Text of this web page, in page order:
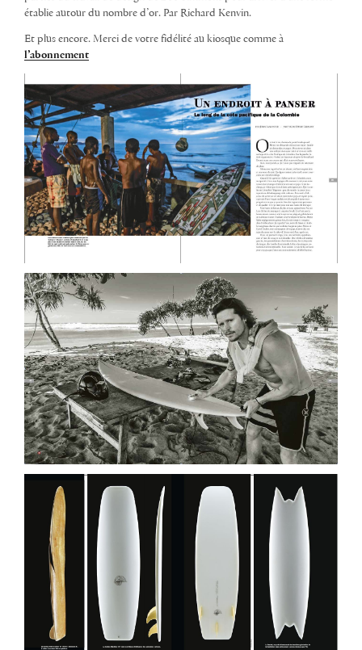
établie autour du nombre d’or. Par Richard Kenvin.
Et plus encore. Merci de votre fidélité au kiosque comme à
l’abonnement